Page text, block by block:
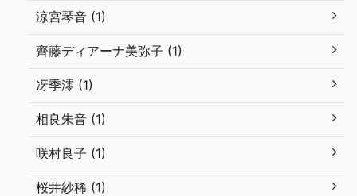
涼宮琴音 (1)
齊藤ディアーナ美弥子 (1)
冴季澪 (1)
相良朱音 (1)
咲村良子 (1)
桜井紗稀 (1)